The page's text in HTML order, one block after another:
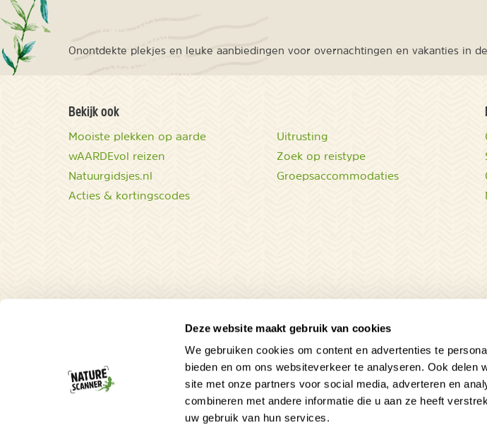
Deze website maakt gebruik van cookies
We gebruiken cookies om content en advertenties te
bieden en om ons websiteverkeer te analyseren. Ook delen
site met onze partners voor social media, adverteren en
combineren met andere informatie die u aan ze heeft
uw gebruik van hun services.
Onontdekte plekjes en leuke aanbiedingen voor overnachtingen en vakanties in
Bekijk ook
Mooiste plekken op aarde
wAARDEvol reizen
Natuurgidsjes.nl
Acties & kortingscodes
Uitrusting
Zoek op reistype
Groepsaccommodaties